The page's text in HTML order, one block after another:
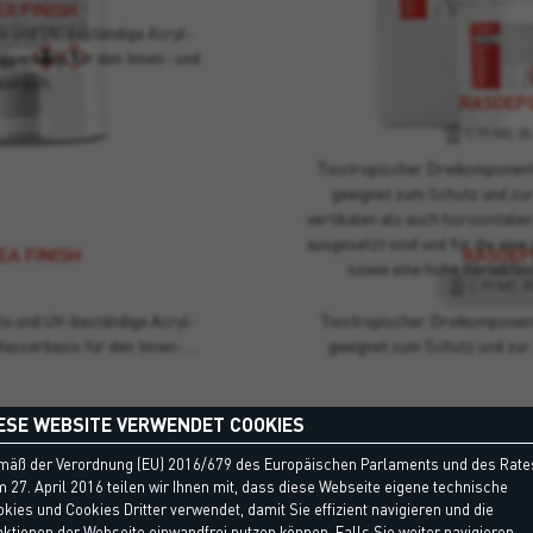
FINISH
und UV-beständige Acryl-
für den Innen-…
FINISH
und UV-beständige Acryl-
für den Innen- und
Tixotropischer
geeignet zum Schutz und
Tixotropischer
geeignet zum Schutz und
vertikalen als auch
ausgesetzt sind und für die eine
sowie eine hohe
WEBSITE VERWENDET COOKIES
der Verordnung (EU) 2016/679 des Europäischen Parlaments und des
27. April 2016 teilen wir Ihnen mit, dass diese Webseite eigene technische
und Cookies Dritter verwendet, damit Sie effizient navigieren und die